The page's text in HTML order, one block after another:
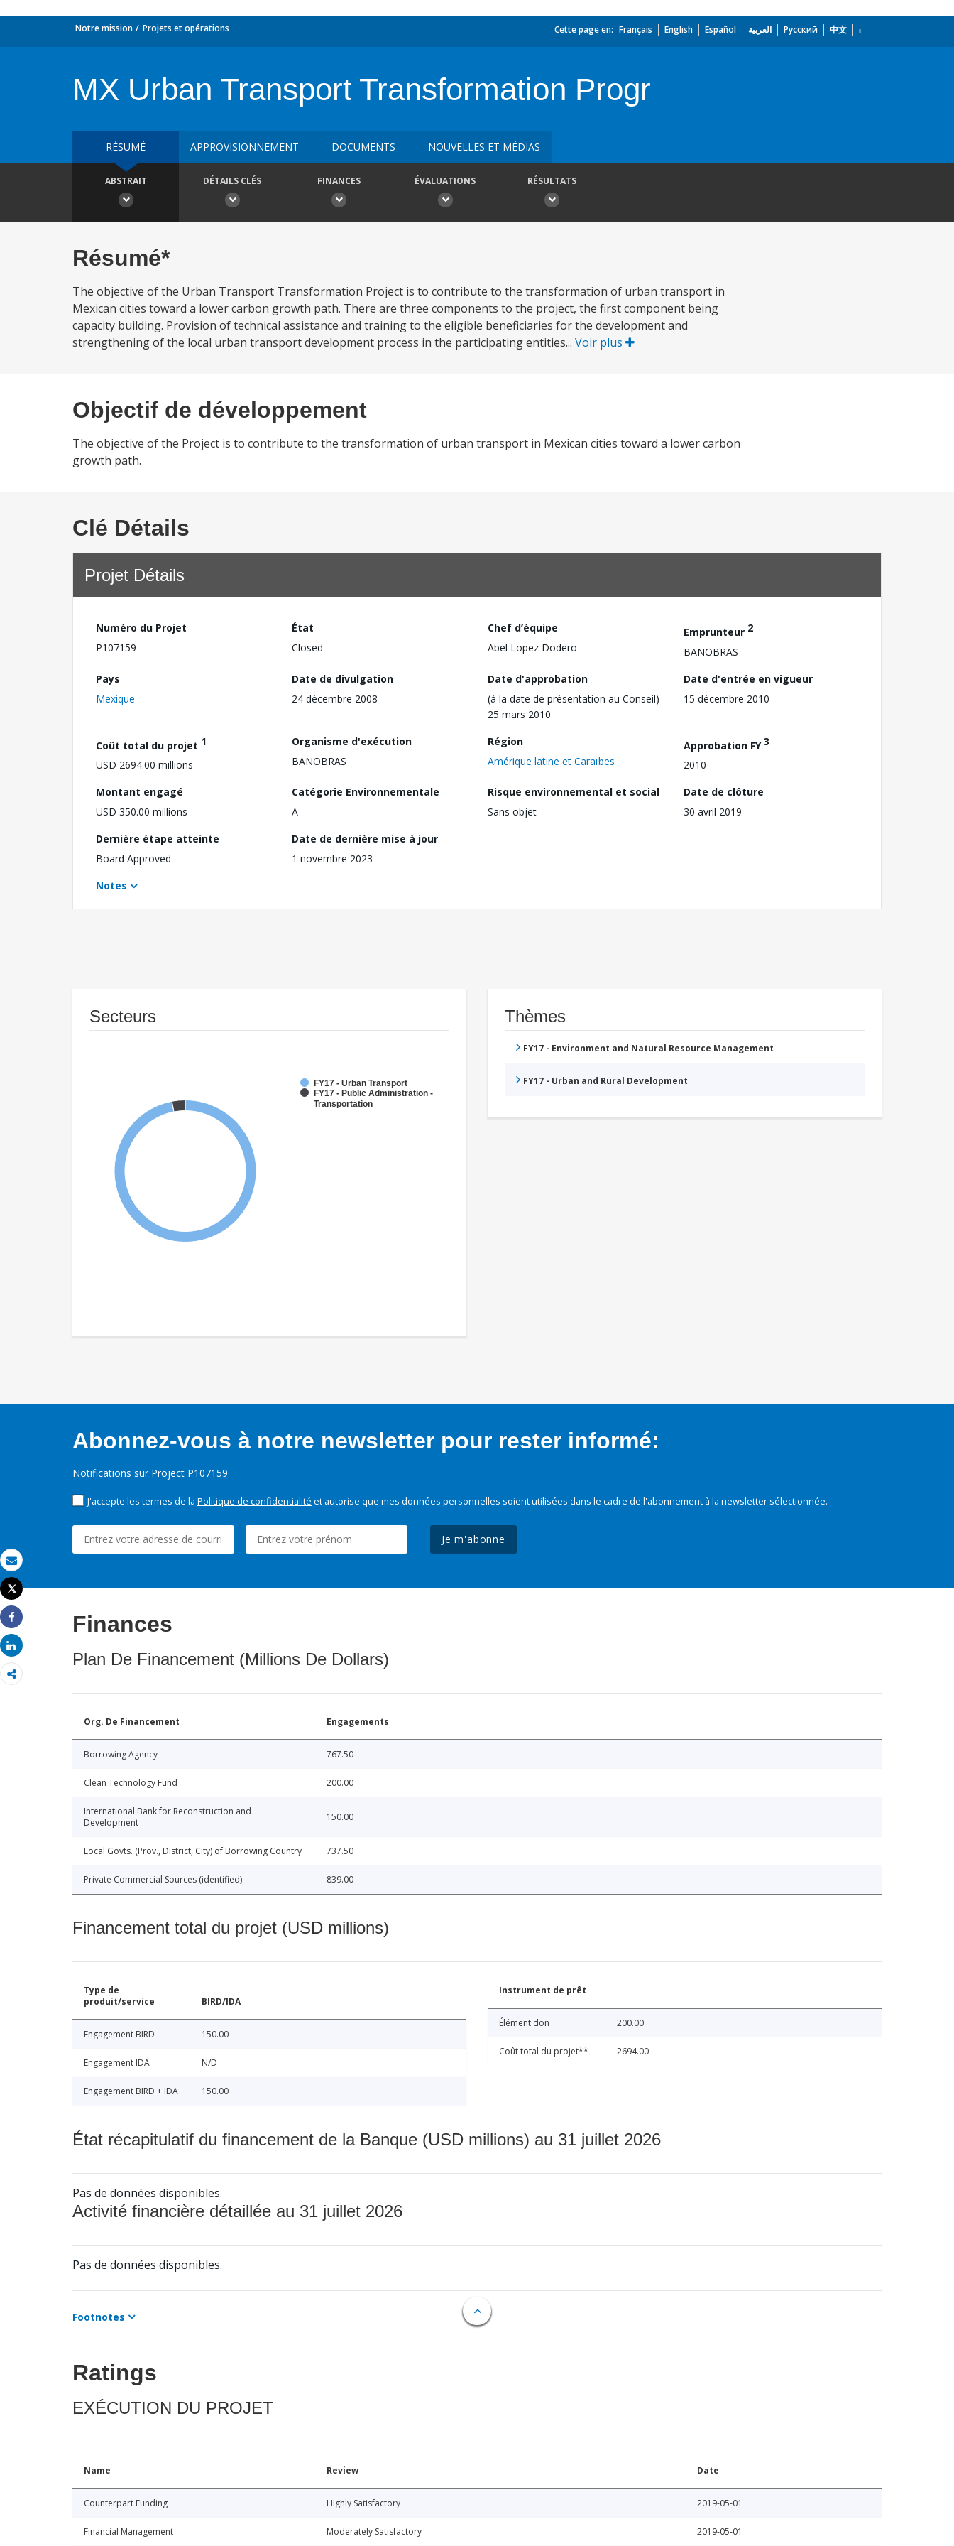
Email
Imprimer
Tweet
Share
Share
Notre mission Projets et opérations Cette page en: Français English Español العربية Русский 中文
MX Urban Transport Transformation Progr
RÉSUMÉ APPROVISIONNEMENT DOCUMENTS NOUVELLES ET MÉDIAS
ABSTRAIT DÉTAILS CLÉS FINANCES ÉVALUATIONS RÉSULTATS
Résumé*
The objective of the Urban Transport Transformation Project is to contribute to the transformation of urban transport in
Mexican cities toward a lower carbon growth path. There are three components to the project, the first component being
capacity building. Provision of technical assistance and training to the eligible beneficiaries for the development and
strengthening of the local urban transport development process in the participating entities... Voir plus
Objectif de développement
The objective of the Project is to contribute to the transformation of urban transport in Mexican cities toward a lower carbon
growth path.
Clé Détails
Projet Détails
Numéro du Projet
P107159
État
Closed
Chef d’équipe
Abel Lopez Dodero
Emprunteur 2
BANOBRAS
Pays
Mexique
Date de divulgation
24 décembre 2008
Date d'approbation
(à la date de présentation au Conseil)
25 mars 2010
Date d'entrée en vigueur
15 décembre 2010
Coût total du projet 1
USD 2694.00 millions
Organisme d'exécution
BANOBRAS
Région
Amérique latine et Caraïbes
Approbation FY3
2010
Montant engagé
USD 350.00 millions
Catégorie Environnementale
A
Risque environnemental et social
Sans objet
Date de clôture
30 avril 2019
Dernière étape atteinte
Board Approved
Date de dernière mise à jour
1 novembre 2023
Notes
Secteurs
FY17 - Urban Transport
FY17 - Public Administration -
Transportation
Thèmes
FY17 - Environment and Natural Resource Management
FY17 - Urban and Rural Development
Abonnez-vous à notre newsletter pour rester informé:
Notifications sur Project P107159
J'accepte les termes de la Politique de confidentialité et autorise que mes données personnelles soient utilisées dans le cadre de l'abonnement à la newsletter sélectionnée.
Je m'abonne
Finances
Plan De Financement (Millions De Dollars)
Org. De Financement Engagements
Borrowing Agency 767.50
Clean Technology Fund 200.00
International Bank for Reconstruction and
Development
150.00
Local Govts. (Prov., District, City) of Borrowing Country 737.50
Private Commercial Sources (identified) 839.00
Financement total du projet (USD millions)
Type de
produit/service
BIRD/IDA
Engagement BIRD 150.00
Engagement IDA N/D
Engagement BIRD + IDA 150.00
Instrument de prêt
Élément don 200.00
Coût total du projet** 2694.00
État récapitulatif du financement de la Banque (USD millions) au 31 juillet 2026
Pas de données disponibles.
Activité financière détaillée au 31 juillet 2026
Pas de données disponibles.
Footnotes
Ratings
EXÉCUTION DU PROJET
Name Review Date
Counterpart Funding Highly Satisfactory 2019-05-01
Financial Management Moderately Satisfactory 2019-05-01